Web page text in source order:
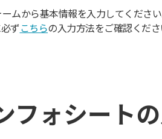
ムから基本情報を入力してください
ずこちらの入力方法をご確認くださ
フォシート